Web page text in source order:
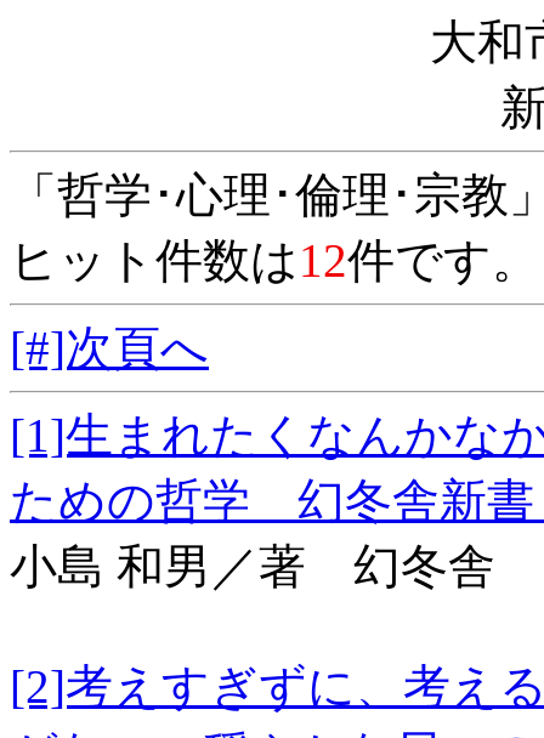
大和
「哲学･心理･倫理･宗教
ヒット件数は12件です
[#]次頁へ
[1]生まれたくなんか
ための哲学 幻冬舎新
小島 和男／著 幻冬舎
[2]考えすぎずに、考